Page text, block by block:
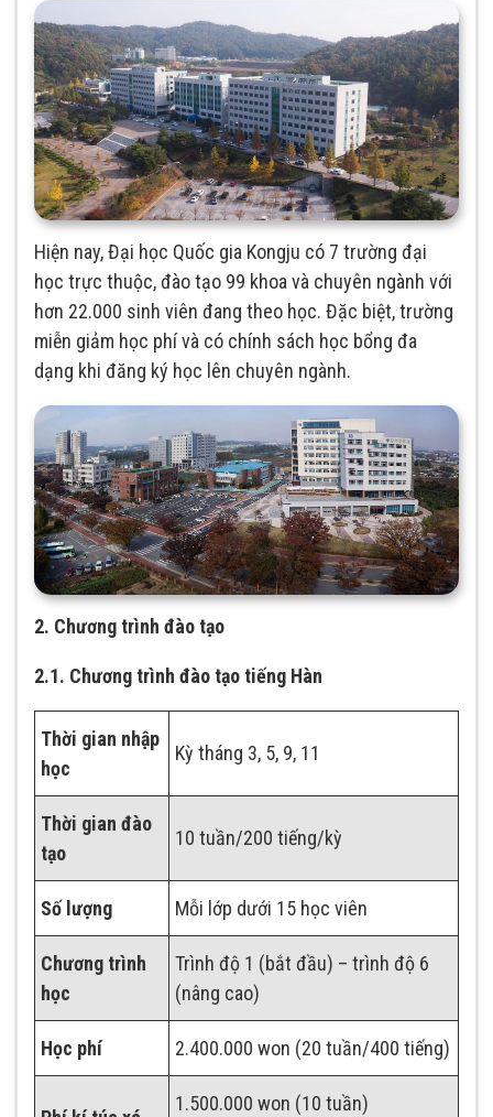
Hiện nay, Đại học Quốc gia Kongju có 7 trường đại
học trực thuộc, đào tạo 99 khoa và chuyên ngành với
hơn 22.000 sinh viên đang theo học. Đặc biệt, trường
miễn giảm học phí và có chính sách học bổng đa
dạng khi đăng ký học lên chuyên ngành.
2. Chương trình đào tạo
2.1. Chương trình đào tạo tiếng Hàn
Thời gian nhập
học
Kỳ tháng 3, 5, 9, 11
Thời gian đào
tạo
10 tuần/200 tiếng/kỳ
Số lượng Mỗi lớp dưới 15 học viên
Chương trình
học
Trình độ 1 (bắt đầu) – trình độ 6
(nâng cao)
Học phí 2.400.000 won (20 tuần/400 tiếng)
1.500.000 won (10 tuần)